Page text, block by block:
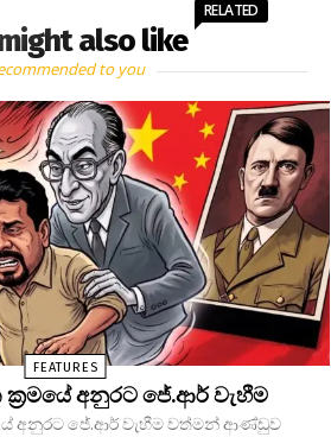
also like
RELATED
to you
FEATURES
අනුරට ජේ.ආර් වැහීම
අනුරට ජේ.ආර් වැහීම වත්මන් ආණ්ඩුව